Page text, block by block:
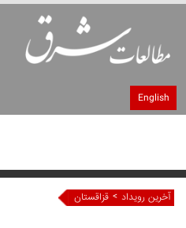
English
آخرین رویداد > قزاقستان